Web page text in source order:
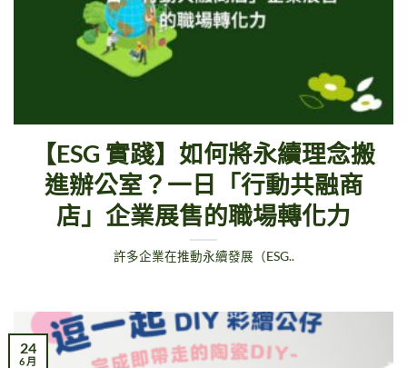
【ESG 實踐】如何將永續理念搬
進辦公室？一日「行動共融商
店」企業展售的職場轉化力
許多企業在推動永續發展（ESG..
24
6 月